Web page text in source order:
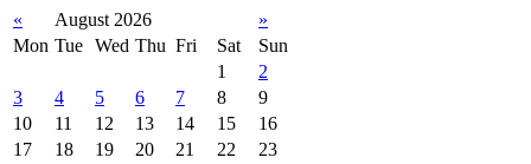
« August 2026
»
Mon Tue Wed Thu Fri Sat
Sun
1
2
3
4 5 6 7 8
9
10
11 12 13 14 15
16
17
18 19 20 21 22
23